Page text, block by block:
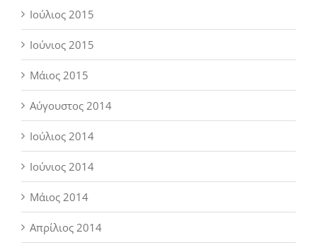
Ιούλιος 2015
Ιούνιος 2015
Μάιος 2015
Αύγουστος 2014
Ιούλιος 2014
Ιούνιος 2014
Μάιος 2014
Απρίλιος 2014